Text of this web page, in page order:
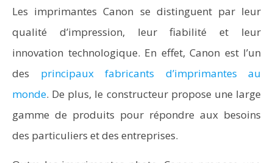
Les imprimantes Canon se distinguent par leur
qualité d’impression, leur fiabilité et leur
innovation technologique. En effet, Canon est l’un
des principaux fabricants d’imprimantes au
monde. De plus, le constructeur propose une large
gamme de produits pour répondre aux besoins
des particuliers et des entreprises.